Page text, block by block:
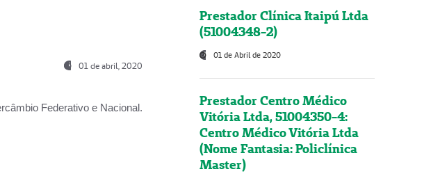
01 de abril, 2020
Federativo e Nacional.
Prestador Clínica Itaipú Ltda
(51004348-2)
01 de Abril de 2020
Prestador Centro Médico
Vitória Ltda, 51004350-4:
Centro Médico Vitória Ltda
(Nome Fantasia: Policlínica
Master)